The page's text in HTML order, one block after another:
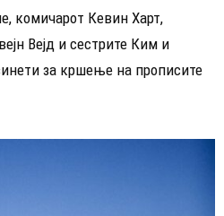
комичарот Кевин Харт,
Вејд и сестрите Ким и
за кршење на прописите